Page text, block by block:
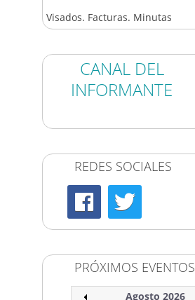
Visados. Facturas. Minutas
CANAL DEL
INFORMANTE
REDES SOCIALES
PRÓXIMOS EVENTOS
Agosto 2026